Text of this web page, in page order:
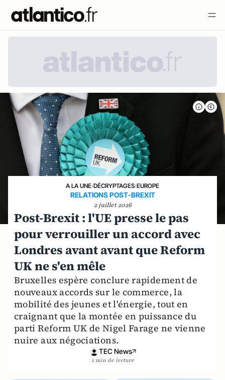
A LA UNE›DÉCRYPTAGES›EUROPE
RELATIONS POST-BREXIT
2 juillet 2026
Post-Brexit : l'UE presse le pas
pour verrouiller un accord avec
Londres avant avant que Reform
UK ne s'en mêle
Bruxelles espère conclure rapidement de
nouveaux accords sur le commerce, la
mobilité des jeunes et l'énergie, tout en
craignant que la montée en puissance du
parti Reform UK de Nigel Farage ne vienne
nuire aux négociations.
TEC News
2 min de lecture